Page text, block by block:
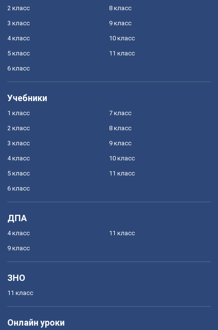
2 класс
3 класс
4 класс
5 класс
6 класс
8 класс
9 класс
10 класс
11 класс
Учебники
1 класс
2 класс
3 класс
4 класс
5 класс
6 класс
7 класс
8 класс
9 класс
10 класс
11 класс
ДПА
4 класс
9 класс
11 класс
ЗНО
11 класс
Онлайн уроки